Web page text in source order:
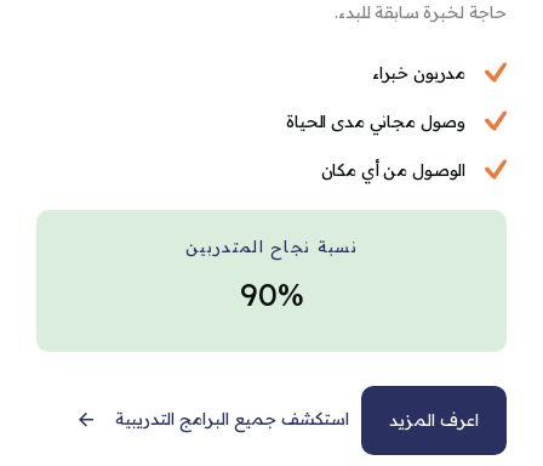
حاجة لخبرة سابقة للبدء.
مدربون خبراء
وصول مجاني مدى الحياة
الوصول من أي مكان
نسبة نجاح المتدربين
90%
اعرف المزيد استكشف جميع البرامج التدريبية